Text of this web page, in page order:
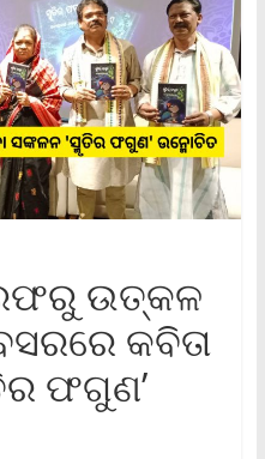
ଉତ୍କଳ
କବିତା
ଫଗୁଣ’